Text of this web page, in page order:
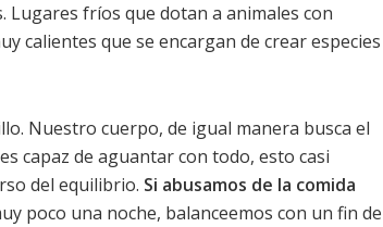
Lugares fríos que dotan a ani­males con
calientes que se encargan de crear especies
Nuestro cuerpo, de igual ma­nera busca el
capaz de aguan­tar con todo, esto casi
del equilibrio. Si abusamos de la comida
poco una noche, balanceemos con un fin de